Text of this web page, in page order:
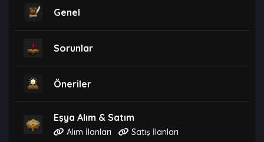
Genel
Sorunlar
Öneriler
Eşya Alım & Satım
Alım İlanları Satış İlanları